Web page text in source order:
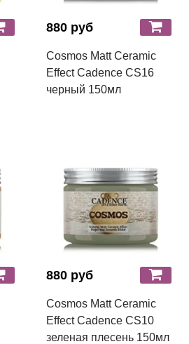
880 руб
Cosmos Matt Ceramic
Effect Cadence CS16
черный 150мл
880 руб
Cosmos Matt Ceramic
Effect Cadence CS10
зеленая плесень 150мл